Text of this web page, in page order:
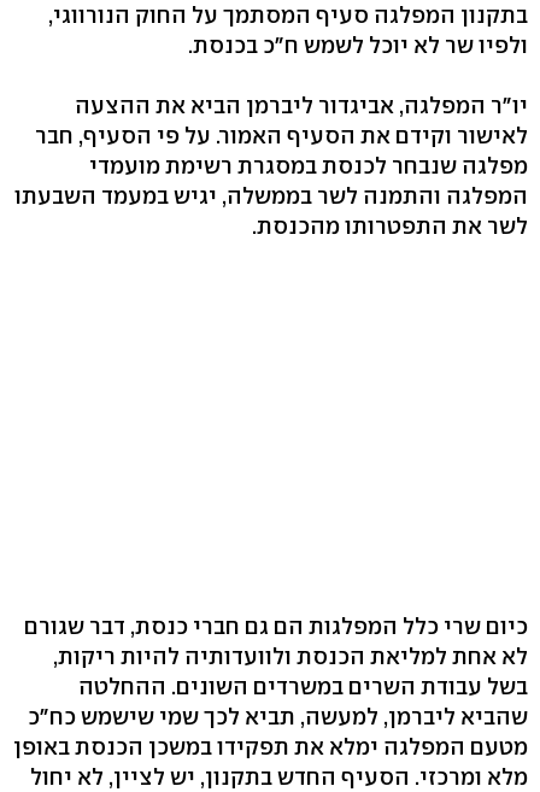
בתקנון המפלגה סעיף המסתמך על החוק הנורווגי,
ולפיו שר לא יוכל לשמש ח"כ בכנסת.
יו"ר המפלגה, אביגדור ליברמן הביא את ההצעה
לאישור וקידם את הסעיף האמור. על פי הסעיף, חבר
מפלגה שנבחר לכנסת במסגרת רשימת מועמדי
המפלגה והתמנה לשר בממשלה, יגיש במעמד השבעתו
לשר את התפטרותו מהכנסת.
כיום שרי כלל המפלגות הם גם חברי כנסת, דבר שגורם
לא אחת למליאת הכנסת ולוועדותיה להיות ריקות,
בשל עבודת השרים במשרדים השונים. ההחלטה
שהביא ליברמן, למעשה, תביא לכך שמי שישמש כח"כ
מטעם המפלגה ימלא את תפקידו במשכן הכנסת באופן
מלא ומרכזי. הסעיף החדש בתקנון, יש לציין, לא יחול